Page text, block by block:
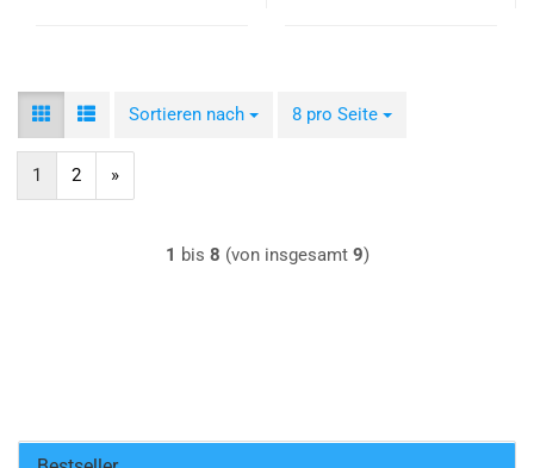
Sortieren nach
Sortieren nach 8 pro Seite
pro Seite
1 2 »
1 bis 8 (von insgesamt 9)